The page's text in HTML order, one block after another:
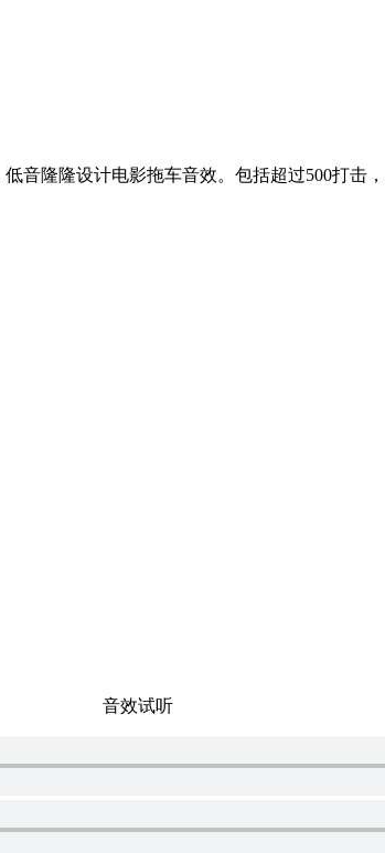
音隆隆设计电影拖车音效。包括超过500打击
音效试听